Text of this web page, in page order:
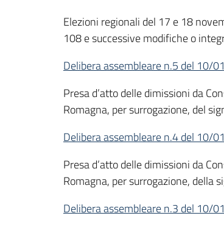
Elezioni regionali del 17 e 18
108 e successive modifiche o
Delibera assembleare n.5 del 10/
Presa d’atto delle dimissioni da
Romagna, per surrogazione, del
Delibera assembleare n.4 del 10/
Presa d’atto delle dimissioni da
Romagna, per surrogazione, della
Delibera assembleare n.3 del 10/